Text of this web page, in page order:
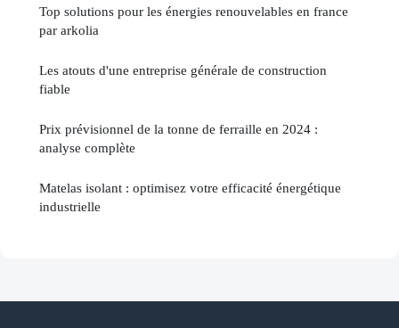
Top solutions pour les énergies renouvelables en france
par arkolia
Les atouts d'une entreprise générale de construction
fiable
Prix prévisionnel de la tonne de ferraille en 2024 :
analyse complète
Matelas isolant : optimisez votre efficacité énergétique
industrielle